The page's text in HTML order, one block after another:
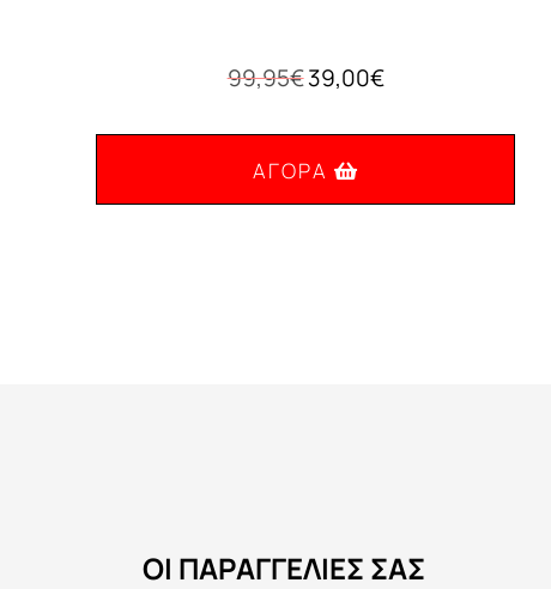
99,95€ Original
was:
99,95€.
39,00€Η
τιμή
ΑΓΟΡΆ
ΟΙ ΠΑΡΑΓΓΕΛΙΕΣ ΣΑΣ